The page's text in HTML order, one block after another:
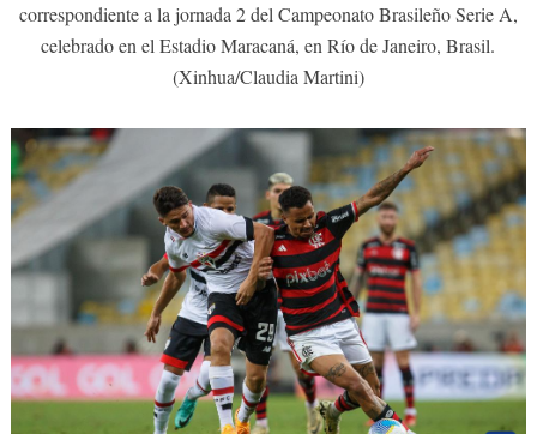
correspondiente a la jornada 2 del Campeonato Brasileño Serie A,
celebrado en el Estadio Maracaná, en Río de Janeiro, Brasil.
(Xinhua/Claudia Martini)